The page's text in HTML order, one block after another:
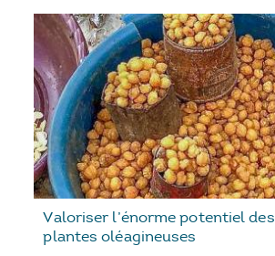
Valoriser l’énorme potentiel des
plantes oléagineuses